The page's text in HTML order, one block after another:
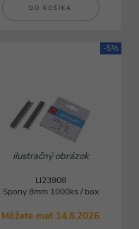
DO KOŠÍKA
-5%
ilustračný obrázok
LI23908
Spony 8mm 1000ks / box
Môžete mať 14.8.2026